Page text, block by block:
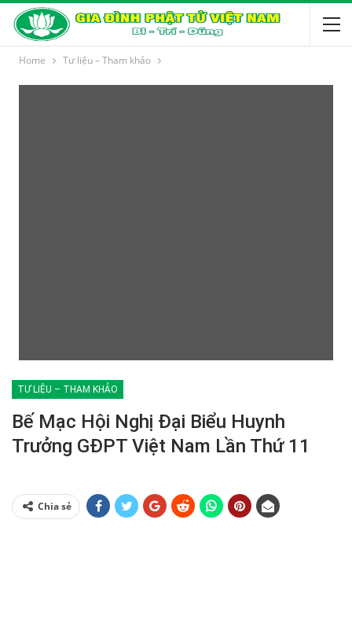
Home Tư liệu – Tham khảo
TƯ LIỆU – THAM KHẢO
Bế Mạc Hội Nghị Đại Biểu Huynh
Trưởng GĐPT Việt Nam Lần Thứ 11
Chia sẻ